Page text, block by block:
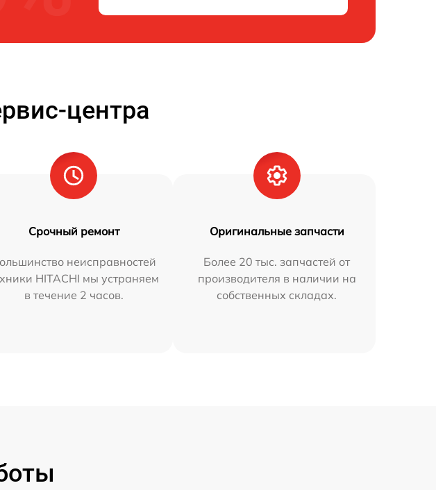
центра
Срочный ремонт
неисправностей
HITACHI мы устраняем
в течение 2 часов.
Оригинальные запчасти
Более 20 тыс. запчастей от
производителя в наличии на
собственных складах.